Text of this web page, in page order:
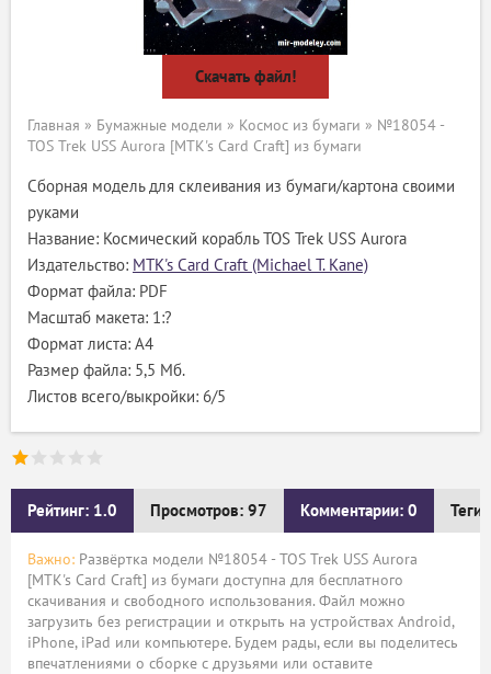
Скачать файл!
Главная » Бумажные модели » Космос из бумаги » №18054 -
TOS Trek USS Aurora [MTK's Card Craft] из бумаги
Сборная модель для склеивания из бумаги/картона своими
руками
Название: Космичеcкий корабль TOS Trek USS Aurora
Издательство: MTK's Card Craft (Michael T. Kane)
Формат файла: PDF
Масштаб макета: 1:?
Формат листа: А4
Размер файла: 5,5 Мб.
Листов всего/выкройки: 6/5
Рейтинг: 1.0 Просмотров: 97 Комментарии: 0 Теги:
Важно: Развёртка модели №18054 - TOS Trek USS Aurora
[MTK's Card Craft] из бумаги доступна для бесплатного
скачивания и свободного использования. Файл можно
загрузить без регистрации и открыть на устройствах Android,
iPhone, iPad или компьютере. Будем рады, если вы поделитесь
впечатлениями о сборке с друзьями или оставите